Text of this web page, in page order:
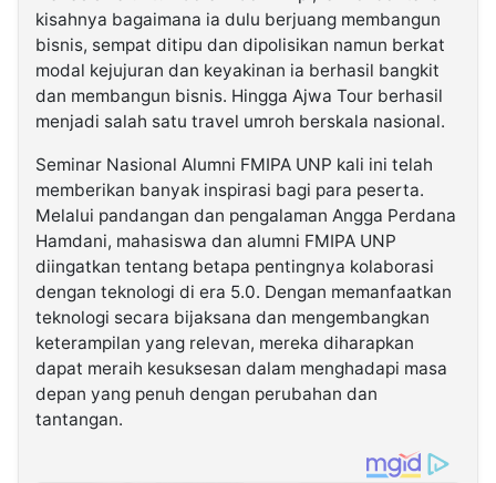
kisahnya bagaimana ia dulu berjuang membangun
bisnis, sempat ditipu dan dipolisikan namun berkat
modal kejujuran dan keyakinan ia berhasil bangkit
dan membangun bisnis. Hingga Ajwa Tour berhasil
menjadi salah satu travel umroh berskala nasional.
Seminar Nasional Alumni FMIPA UNP kali ini telah
memberikan banyak inspirasi bagi para peserta.
Melalui pandangan dan pengalaman Angga Perdana
Hamdani, mahasiswa dan alumni FMIPA UNP
diingatkan tentang betapa pentingnya kolaborasi
dengan teknologi di era 5.0. Dengan memanfaatkan
teknologi secara bijaksana dan mengembangkan
keterampilan yang relevan, mereka diharapkan
dapat meraih kesuksesan dalam menghadapi masa
depan yang penuh dengan perubahan dan
tantangan.